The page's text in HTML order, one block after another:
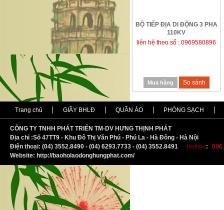
BỘ TIẾP ĐỊA DI ĐỘNG 3 PHA
110KV
liên hệ theo số : 0969580896
Mua hàng So sánh
Trang chủ GIẦY BHLĐ QUẦN ÁO PHÒNG SẠCH
CÔNG TY TNHH PHÁT TRIỂN TM-DV HƯNG THỊNH PHÁT
Địa chỉ :Số 47TT9 - Khu Đô Thị Văn Phú - Phú La - Hà Đông - Hà Nội
Điện thoại: (04) 3552.8490 - (04) 6293.7733 - (04) 3552.8491
Hotline:
Website: http://baoholaodonghungphat.com/